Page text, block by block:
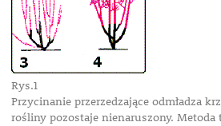
Rys.1
Przycinanie przerzedzające odmładza
rośliny pozostaje nienaruszony. Metoda